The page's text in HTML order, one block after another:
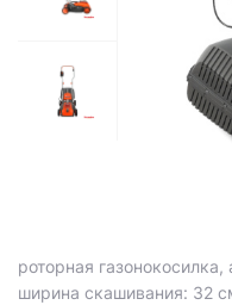
роторная
ширина скашивания: 32